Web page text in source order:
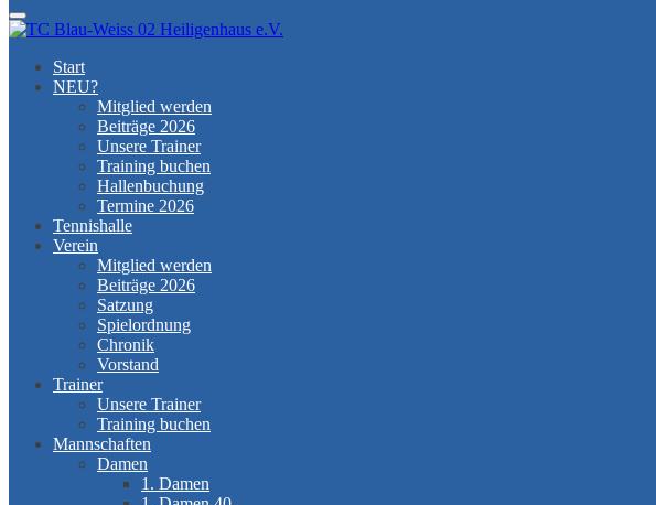
Menu
Start
NEU?
Mitglied werden
Beiträge 2026
Unsere Trainer
Training buchen
Hallenbuchung
Termine 2026
Tennishalle
Verein
Mitglied werden
Beiträge 2026
Satzung
Spielordnung
Chronik
Vorstand
Trainer
Unsere Trainer
Training buchen
Mannschaften
Damen
1. Damen